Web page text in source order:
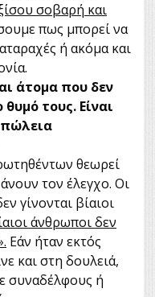
σοβαρή και
πως μπορεί να
ή ακόμα και
άτομα που δεν
τους. Είναι
θεωρεί
τον έλεγχο. Οι
γίνονται βίαιοι
άνθρωποι δεν
Εάν ήταν εκτός
και στη δουλειά,
συναδέλφους ή